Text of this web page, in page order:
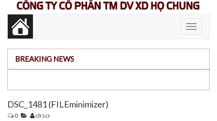
Toggle
BREAKING NEWS
DSC_1481 (FILEminimizer)
0
clrscr